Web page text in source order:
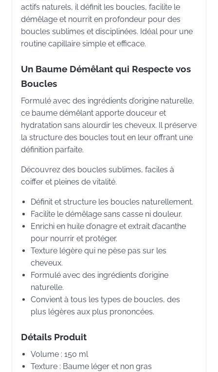
actifs naturels, il définit les boucles, facilite le
démêlage et nourrit en profondeur pour des
boucles sublimes et disciplinées. Idéal pour une
routine capillaire simple et efficace.
Un Baume Démêlant qui Respecte vos
Boucles
Formulé avec des ingrédients d’origine naturelle,
ce baume démêlant apporte douceur et
hydratation sans alourdir les cheveux. Il préserve
la structure des boucles tout en leur offrant une
définition parfaite.
Découvrez des boucles sublimes, faciles à
coiffer et pleines de vitalité.
Définit et structure les boucles naturellement.
Facilite le démêlage sans casse ni douleur.
Enrichi en huile d’onagre et extrait d’acanthe
pour nourrir et protéger.
Texture légère qui ne pèse pas sur les
cheveux.
Formulé avec des ingrédients d’origine
naturelle.
Convient à tous les types de boucles, des
plus légères aux plus prononcées.
Détails Produit
Volume : 150 ml
Texture : Baume léger et non gras